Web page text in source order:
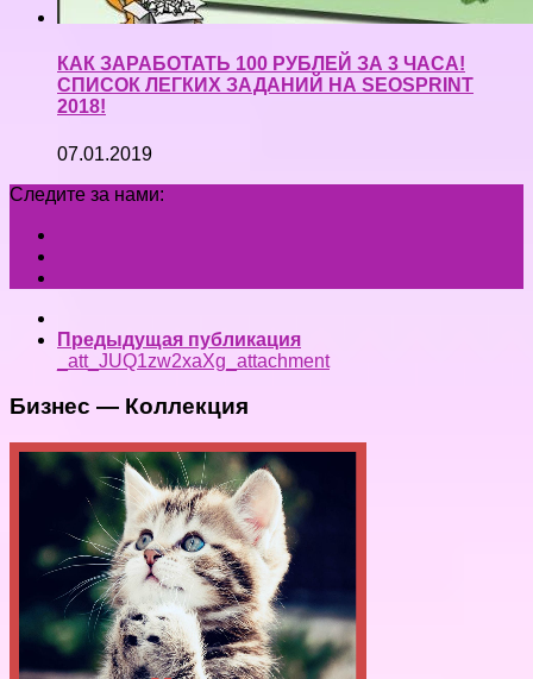
КАК ЗАРАБОТАТЬ 100 РУБЛЕЙ ЗА 3 ЧАСА!
СПИСОК ЛЕГКИХ ЗАДАНИЙ НА SEOSPRINT
2018!
07.01.2019
Следите за нами:
Предыдущая публикация
_att_JUQ1zw2xaXg_attachment
Бизнес — Коллекция